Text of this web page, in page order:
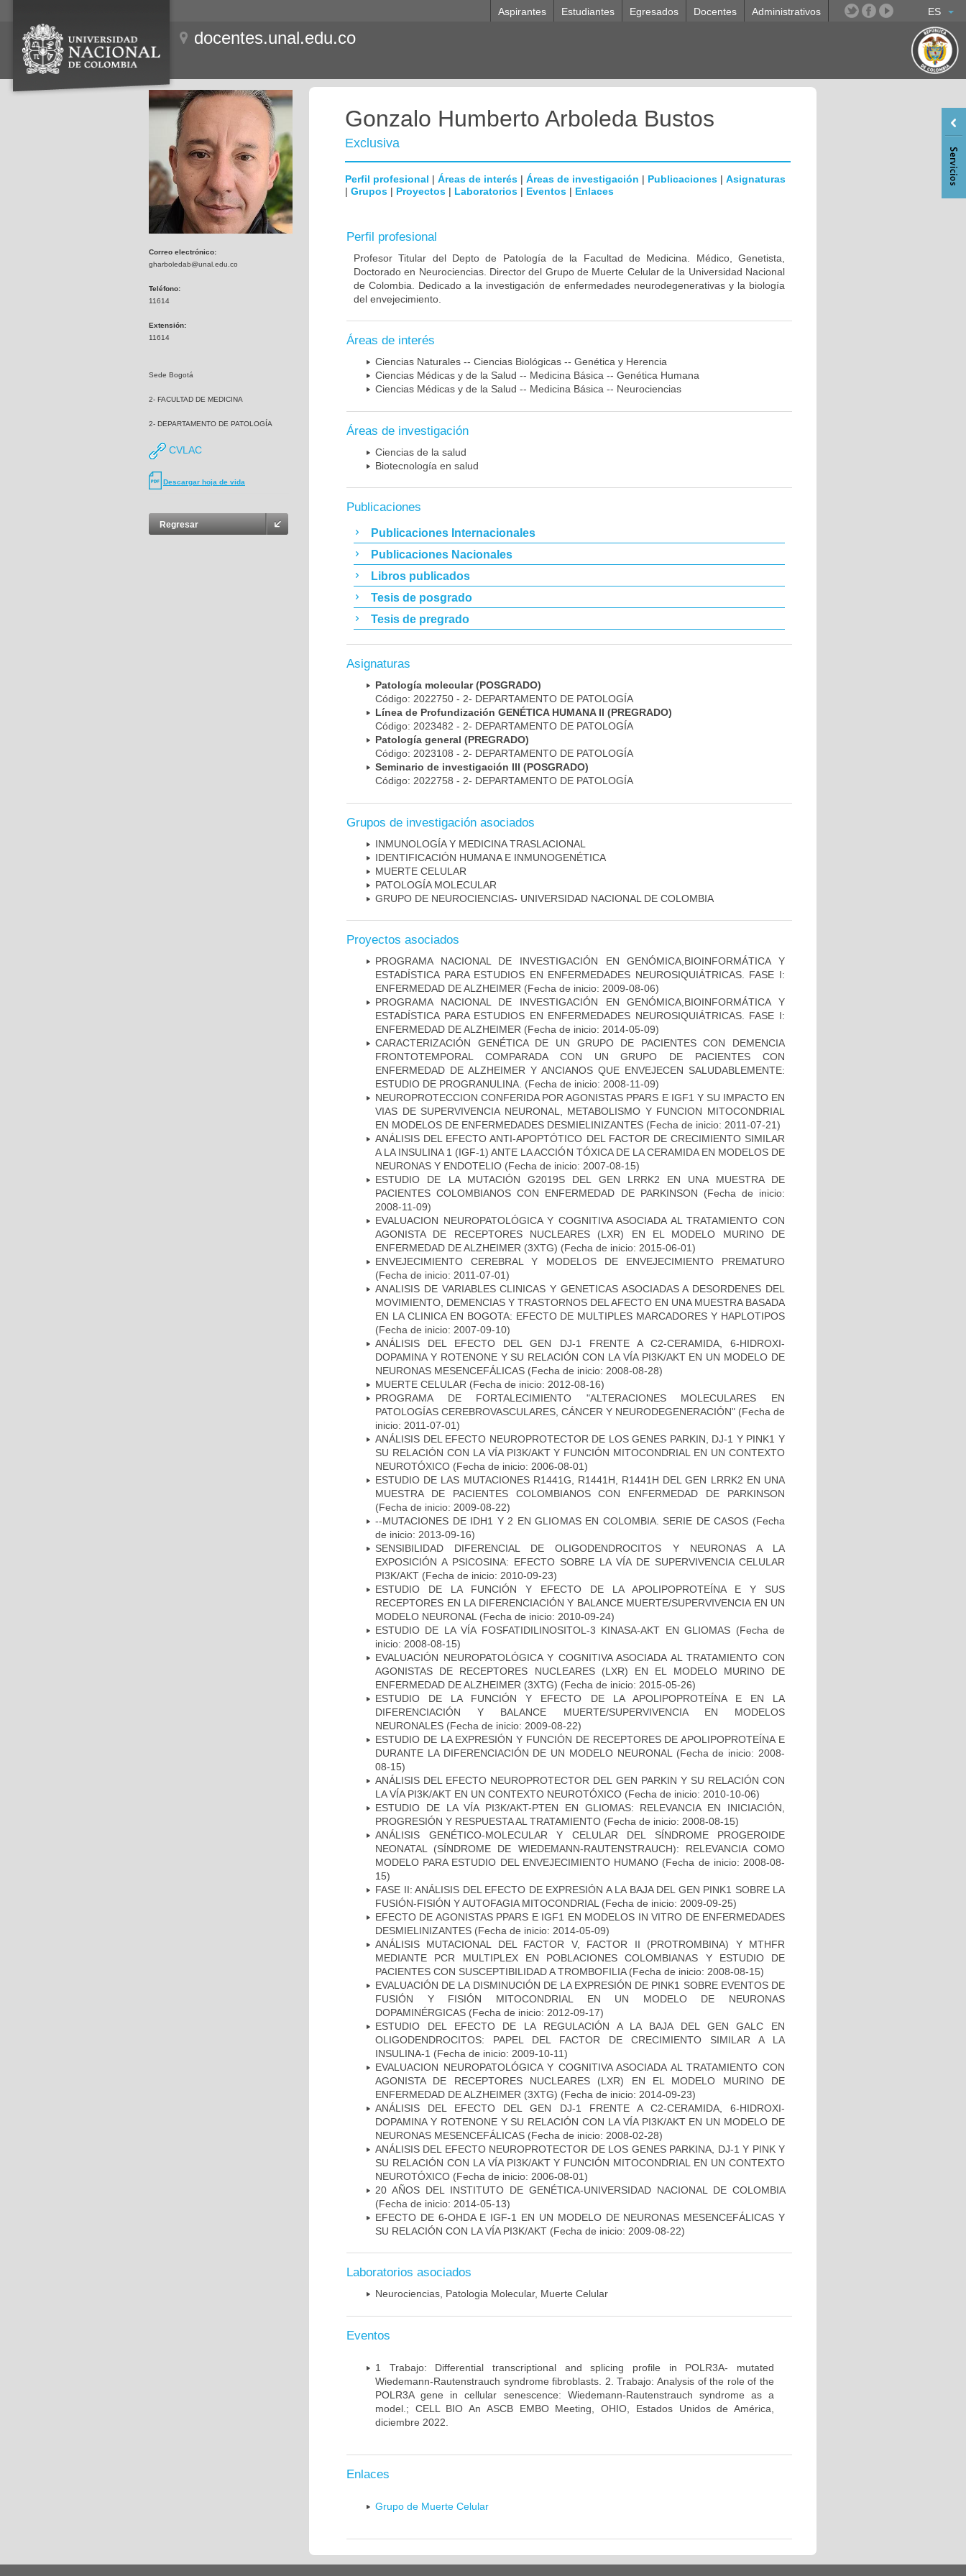
ES
Aspirantes Estudiantes Egresados Docentes Administrativos
docentes.unal.edu.co
Correo electrónico:
gharboledab@unal.edu.co
Teléfono:
11614
Extensión:
11614
Sede Bogotá
2- FACULTAD DE MEDICINA
2- DEPARTAMENTO DE PATOLOGÍA
CVLAC
Descargar hoja de vida
Regresar
Gonzalo Humberto Arboleda Bustos
Exclusiva
Perfil profesional | Áreas de interés | Áreas de investigación | Publicaciones | Asignaturas
| Grupos | Proyectos | Laboratorios | Eventos | Enlaces
Perfil profesional
Profesor Titular del Depto de Patología de la Facultad de Medicina. Médico, Genetista,
Doctorado en Neurociencias. Director del Grupo de Muerte Celular de la Universidad Nacional
de Colombia. Dedicado a la investigación de enfermedades neurodegenerativas y la biología
del envejecimiento.
Áreas de interés
Ciencias Naturales -- Ciencias Biológicas -- Genética y Herencia
Ciencias Médicas y de la Salud -- Medicina Básica -- Genética Humana
Ciencias Médicas y de la Salud -- Medicina Básica -- Neurociencias
Áreas de investigación
Ciencias de la salud
Biotecnología en salud
Publicaciones
Publicaciones Internacionales
Publicaciones Nacionales
Libros publicados
Tesis de posgrado
Tesis de pregrado
Asignaturas
Patología molecular (POSGRADO)
Código: 2022750 - 2- DEPARTAMENTO DE PATOLOGÍA
Línea de Profundización GENÉTICA HUMANA II (PREGRADO)
Código: 2023482 - 2- DEPARTAMENTO DE PATOLOGÍA
Patología general (PREGRADO)
Código: 2023108 - 2- DEPARTAMENTO DE PATOLOGÍA
Seminario de investigación III (POSGRADO)
Código: 2022758 - 2- DEPARTAMENTO DE PATOLOGÍA
Grupos de investigación asociados
INMUNOLOGÍA Y MEDICINA TRASLACIONAL
IDENTIFICACIÓN HUMANA E INMUNOGENÉTICA
MUERTE CELULAR
PATOLOGÍA MOLECULAR
GRUPO DE NEUROCIENCIAS- UNIVERSIDAD NACIONAL DE COLOMBIA
Proyectos asociados
PROGRAMA NACIONAL DE INVESTIGACIÓN EN GENÓMICA,BIOINFORMÁTICA Y
ESTADÍSTICA PARA ESTUDIOS EN ENFERMEDADES NEUROSIQUIÁTRICAS. FASE I:
ENFERMEDAD DE ALZHEIMER (Fecha de inicio: 2009-08-06)
PROGRAMA NACIONAL DE INVESTIGACIÓN EN GENÓMICA,BIOINFORMÁTICA Y
ESTADÍSTICA PARA ESTUDIOS EN ENFERMEDADES NEUROSIQUIÁTRICAS. FASE I:
ENFERMEDAD DE ALZHEIMER (Fecha de inicio: 2014-05-09)
CARACTERIZACIÓN GENÉTICA DE UN GRUPO DE PACIENTES CON DEMENCIA
FRONTOTEMPORAL COMPARADA CON UN GRUPO DE PACIENTES CON
ENFERMEDAD DE ALZHEIMER Y ANCIANOS QUE ENVEJECEN SALUDABLEMENTE:
ESTUDIO DE PROGRANULINA. (Fecha de inicio: 2008-11-09)
NEUROPROTECCION CONFERIDA POR AGONISTAS PPARS E IGF1 Y SU IMPACTO EN
VIAS DE SUPERVIVENCIA NEURONAL, METABOLISMO Y FUNCION MITOCONDRIAL
EN MODELOS DE ENFERMEDADES DESMIELINIZANTES (Fecha de inicio: 2011-07-21)
ANÁLISIS DEL EFECTO ANTI-APOPTÓTICO DEL FACTOR DE CRECIMIENTO SIMILAR
A LA INSULINA 1 (IGF-1) ANTE LA ACCIÓN TÓXICA DE LA CERAMIDA EN MODELOS DE
NEURONAS Y ENDOTELIO (Fecha de inicio: 2007-08-15)
ESTUDIO DE LA MUTACIÓN G2019S DEL GEN LRRK2 EN UNA MUESTRA DE
PACIENTES COLOMBIANOS CON ENFERMEDAD DE PARKINSON (Fecha de inicio:
2008-11-09)
EVALUACION NEUROPATOLÓGICA Y COGNITIVA ASOCIADA AL TRATAMIENTO CON
AGONISTA DE RECEPTORES NUCLEARES (LXR) EN EL MODELO MURINO DE
ENFERMEDAD DE ALZHEIMER (3XTG) (Fecha de inicio: 2015-06-01)
ENVEJECIMIENTO CEREBRAL Y MODELOS DE ENVEJECIMIENTO PREMATURO
(Fecha de inicio: 2011-07-01)
ANALISIS DE VARIABLES CLINICAS Y GENETICAS ASOCIADAS A DESORDENES DEL
MOVIMIENTO, DEMENCIAS Y TRASTORNOS DEL AFECTO EN UNA MUESTRA BASADA
EN LA CLINICA EN BOGOTA: EFECTO DE MULTIPLES MARCADORES Y HAPLOTIPOS
(Fecha de inicio: 2007-09-10)
ANÁLISIS DEL EFECTO DEL GEN DJ-1 FRENTE A C2-CERAMIDA, 6-HIDROXI-
DOPAMINA Y ROTENONE Y SU RELACIÓN CON LA VÍA PI3K/AKT EN UN MODELO DE
NEURONAS MESENCEFÁLICAS (Fecha de inicio: 2008-08-28)
MUERTE CELULAR (Fecha de inicio: 2012-08-16)
PROGRAMA DE FORTALECIMIENTO "ALTERACIONES MOLECULARES EN
PATOLOGÍAS CEREBROVASCULARES, CÁNCER Y NEURODEGENERACIÓN" (Fecha de
inicio: 2011-07-01)
ANÁLISIS DEL EFECTO NEUROPROTECTOR DE LOS GENES PARKIN, DJ-1 Y PINK1 Y
SU RELACIÓN CON LA VÍA PI3K/AKT Y FUNCIÓN MITOCONDRIAL EN UN CONTEXTO
NEUROTÓXICO (Fecha de inicio: 2006-08-01)
ESTUDIO DE LAS MUTACIONES R1441G, R1441H, R1441H DEL GEN LRRK2 EN UNA
MUESTRA DE PACIENTES COLOMBIANOS CON ENFERMEDAD DE PARKINSON
(Fecha de inicio: 2009-08-22)
--MUTACIONES DE IDH1 Y 2 EN GLIOMAS EN COLOMBIA. SERIE DE CASOS (Fecha
de inicio: 2013-09-16)
SENSIBILIDAD DIFERENCIAL DE OLIGODENDROCITOS Y NEURONAS A LA
EXPOSICIÓN A PSICOSINA: EFECTO SOBRE LA VÍA DE SUPERVIVENCIA CELULAR
PI3K/AKT (Fecha de inicio: 2010-09-23)
ESTUDIO DE LA FUNCIÓN Y EFECTO DE LA APOLIPOPROTEÍNA E Y SUS
RECEPTORES EN LA DIFERENCIACIÓN Y BALANCE MUERTE/SUPERVIVENCIA EN UN
MODELO NEURONAL (Fecha de inicio: 2010-09-24)
ESTUDIO DE LA VÍA FOSFATIDILINOSITOL-3 KINASA-AKT EN GLIOMAS (Fecha de
inicio: 2008-08-15)
EVALUACIÓN NEUROPATOLÓGICA Y COGNITIVA ASOCIADA AL TRATAMIENTO CON
AGONISTAS DE RECEPTORES NUCLEARES (LXR) EN EL MODELO MURINO DE
ENFERMEDAD DE ALZHEIMER (3XTG) (Fecha de inicio: 2015-05-26)
ESTUDIO DE LA FUNCIÓN Y EFECTO DE LA APOLIPOPROTEÍNA E EN LA
DIFERENCIACIÓN Y BALANCE MUERTE/SUPERVIVENCIA EN MODELOS
NEURONALES (Fecha de inicio: 2009-08-22)
ESTUDIO DE LA EXPRESIÓN Y FUNCIÓN DE RECEPTORES DE APOLIPOPROTEÍNA E
DURANTE LA DIFERENCIACIÓN DE UN MODELO NEURONAL
(Fecha de inicio: 2008-
08-15)
ANÁLISIS DEL EFECTO NEUROPROTECTOR DEL GEN PARKIN Y SU RELACIÓN CON
LA VÍA PI3K/AKT EN UN CONTEXTO NEUROTÓXICO (Fecha de inicio: 2010-10-06)
ESTUDIO DE LA VÍA PI3K/AKT-PTEN EN GLIOMAS: RELEVANCIA EN INICIACIÓN,
PROGRESIÓN Y RESPUESTA AL TRATAMIENTO (Fecha de inicio: 2008-08-15)
ANÁLISIS GENÉTICO-MOLECULAR Y CELULAR DEL SÍNDROME PROGEROIDE
NEONATAL (SÍNDROME DE WIEDEMANN-RAUTENSTRAUCH): RELEVANCIA COMO
MODELO PARA ESTUDIO DEL ENVEJECIMIENTO HUMANO (Fecha de inicio: 2008-08-
15)
FASE II: ANÁLISIS DEL EFECTO DE EXPRESIÓN A LA BAJA DEL GEN PINK1 SOBRE LA
FUSIÓN-FISIÓN Y AUTOFAGIA MITOCONDRIAL (Fecha de inicio: 2009-09-25)
EFECTO DE AGONISTAS PPARS E IGF1 EN MODELOS IN VITRO DE ENFERMEDADES
DESMIELINIZANTES (Fecha de inicio: 2014-05-09)
ANÁLISIS MUTACIONAL DEL FACTOR V, FACTOR II (PROTROMBINA) Y MTHFR
MEDIANTE PCR MULTIPLEX EN POBLACIONES COLOMBIANAS Y ESTUDIO DE
PACIENTES CON SUSCEPTIBILIDAD A TROMBOFILIA(Fecha de inicio: 2008-08-15)
EVALUACIÓN DE LA DISMINUCIÓN DE LA EXPRESIÓN DE PINK1 SOBRE EVENTOS DE
FUSIÓN Y FISIÓN MITOCONDRIAL EN UN MODELO DE NEURONAS
DOPAMINÉRGICAS (Fecha de inicio: 2012-09-17)
ESTUDIO DEL EFECTO DE LA REGULACIÓN A LA BAJA DEL GEN GALC EN
OLIGODENDROCITOS: PAPEL DEL FACTOR DE CRECIMIENTO SIMILAR A LA
INSULINA-1 (Fecha de inicio: 2009-10-11)
EVALUACION NEUROPATOLÓGICA Y COGNITIVA ASOCIADA AL TRATAMIENTO CON
AGONISTA DE RECEPTORES NUCLEARES (LXR) EN EL MODELO MURINO DE
ENFERMEDAD DE ALZHEIMER (3XTG) (Fecha de inicio: 2014-09-23)
ANÁLISIS DEL EFECTO DEL GEN DJ-1 FRENTE A C2-CERAMIDA, 6-HIDROXI-
DOPAMINA Y ROTENONE Y SU RELACIÓN CON LA VÍA PI3K/AKT EN UN MODELO DE
NEURONAS MESENCEFÁLICAS (Fecha de inicio: 2008-02-28)
ANÁLISIS DEL EFECTO NEUROPROTECTOR DE LOS GENES PARKINA, DJ-1 Y PINK Y
SU RELACIÓN CON LA VÍA PI3K/AKT Y FUNCIÓN MITOCONDRIAL EN UN CONTEXTO
NEUROTÓXICO (Fecha de inicio: 2006-08-01)
20 AÑOS DEL INSTITUTO DE GENÉTICA-UNIVERSIDAD NACIONAL DE COLOMBIA
(Fecha de inicio: 2014-05-13)
EFECTO DE 6-OHDA E IGF-1 EN UN MODELO DE NEURONAS MESENCEFÁLICAS Y
SU RELACIÓN CON LA VÍA PI3K/AKT (Fecha de inicio: 2009-08-22)
Laboratorios asociados
Neurociencias, Patologia Molecular, Muerte Celular
Eventos
1 Trabajo: Differential transcriptional and splicing profile in POLR3A- mutated
Wiedemann-Rautenstrauch syndrome fibroblasts. 2. Trabajo: Analysis of the role of the
POLR3A gene in cellular senescence: Wiedemann-Rautenstrauch syndrome as a
model.; CELL BIO An ASCB EMBO Meeting, OHIO, Estados Unidos de América,
diciembre 2022.
Enlaces
Grupo de Muerte Celular